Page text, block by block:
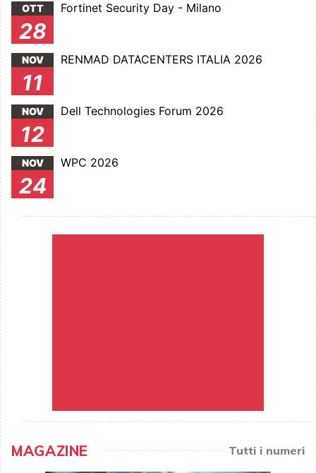
OTT
28
Fortinet Security Day - Milano
NOV
11
RENMAD DATACENTERS ITALIA 2026
NOV
12
Dell Technologies Forum 2026
NOV
24
WPC 2026
MAGAZINE Tutti i numeri